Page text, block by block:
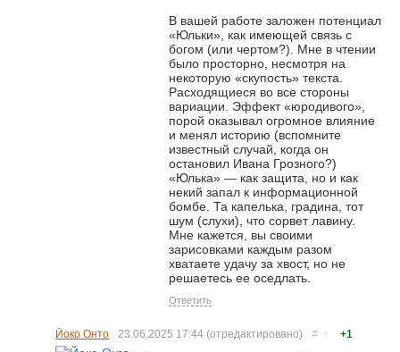
В вашей работе заложен потенциал
«Юльки», как имеющей связь с
богом (или чертом?). Мне в чтении
было просторно, несмотря на
некоторую «скупость» текста.
Расходящиеся во все стороны
вариации. Эффект «юродивого»,
порой оказывал огромное влияние
и менял историю (вспомните
известный случай, когда он
остановил Ивана Грозного?)
«Юлька» — как защита, но и как
некий запал к информационной
бомбе. Та капелька, градина, тот
шум (слухи), что сорвет лавину.
Мне кажется, вы своими
зарисовками каждым разом
хватаете удачу за хвост, но не
решаетесь ее оседлать.
Ответить
Йоко Онто 23.06.2025 17:44 (отредактировано) # ↑ +1